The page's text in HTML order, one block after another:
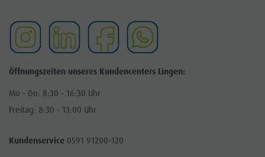
Öffnungszeiten unseres Kundencenters Lingen:
Mo - Do: 8:30 - 16:30 Uhr
Freitag: 8:30 - 13:00 Uhr
Kundenservice 0591 91200-120